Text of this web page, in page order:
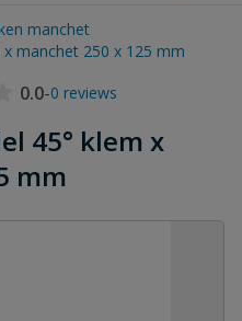
manchet
x manchet 250 x 125 mm
0.0-0 reviews
45° klem x
mm